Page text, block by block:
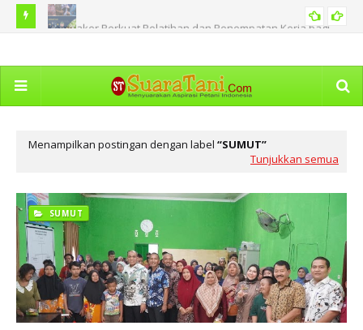
Kemnaker Perkuat Pelatihan dan Penempatan Kerja bagi
Nutrasetika bagi Ternak
Menampilkan postingan dengan label
SUMUT
Tunjukkan semua
SUMUT